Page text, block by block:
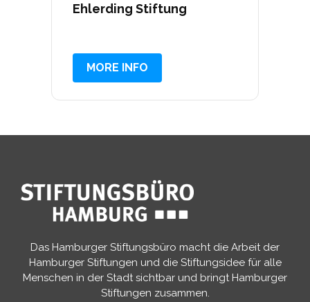
Ehlerding Stiftung
MORE INFO
Das Hamburger Stiftungsbüro macht die Arbeit der
Hamburger Stiftungen und die Stiftungsidee für alle
Menschen in der Stadt sichtbar und bringt Hamburger
Stiftungen zusammen.​